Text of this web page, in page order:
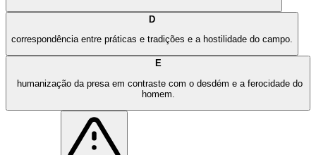
D
correspondência entre práticas e tradições e a hostilidade do campo.
E
humanização da presa em contraste com o desdém e a ferocidade do
homem.